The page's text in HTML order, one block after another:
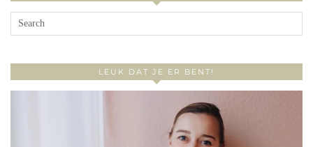
LEUK DAT JE ER BENT!